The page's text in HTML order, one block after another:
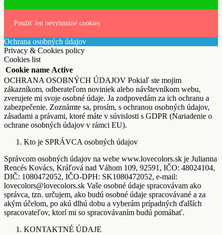
Použiť len nevyhnutné cookies
Ochrana osobných údajov
Privacy & Cookies policy
Cookies list
Cookie name Active
OCHRANA OSOBNÝCH ÚDAJOV Pokiaľ ste mojim
zákazníkom, odberateľom noviniek alebo návštevníkom webu,
zverujete mi svoje osobné údaje. Ja zodpovedám za ich ochranu a
zabezpečenie. Zoznámte sa, prosím, s ochranou osobných údajov,
zásadami a právami, ktoré máte v súvislosti s GDPR (Nariadenie o
ochrane osobných údajov v rámci EU).
Kto je SPRÁVCA osobných údajov
Správcom osobných údajov na webe www.lovecolors.sk je Julianna
Rencés Kovács, Kráľová nad Váhom 109, 92591, IČO: 48024104,
DIČ: 1080472052, IČO-DPH: SK1080472052, e-mail:
lovecolors@lovecolors.sk Vaše osobné údaje spracovávam ako
správca, tzn. určujem, ako budú osobné údaje spracovávané a za
akým účelom, po akú dlhú dobu a vyberám prípadných ďalších
spracovateľov, ktorí mi so spracovávaním budú pomáhať.
KONTAKTNÉ ÚDAJE